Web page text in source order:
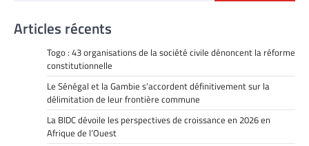
Articles récents
Togo : 43 organisations de la société civile dénoncent la réforme
constitutionnelle
Le Sénégal et la Gambie s’accordent définitivement sur la
délimitation de leur frontière commune
La BIDC dévoile les perspectives de croissance en 2026 en
Afrique de l’Ouest